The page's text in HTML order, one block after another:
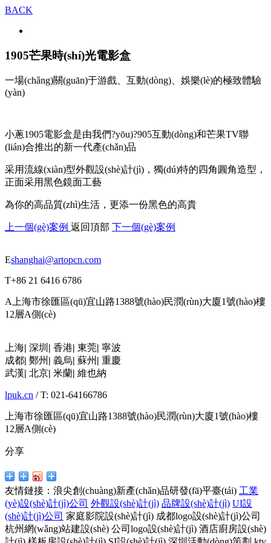
BACK
1905芒果時(shí)光電影盒
一場(chǎng)關(guān)于游戲、互動(dòng)、娛樂(lè)的極致體驗
(yàn)
小蔥1905電影盒是由我們?yōu)?905互動(dòng)和芒果TV聯
(lián)合推出的新一代產(chǎn)品
采用流線(xiàn)型外觀設(shè)計(jì)，獨(dú)特的四角圓角造型，
正面采用黑色鏡面工藝
為你的高品質(zhì)生活，更添一份黑色的高貴
上一個(gè)案例 返回頂部 下一個(gè)案例
Eshanghai@artopcn.com
T+86 21 6416 6786
A上海市徐匯區(qū)宜山路1388號(hào)民潤(rùn)大廈1號(hào)樓
12層A側(cè)
上海| 深圳 | 香港| 東莞| 寧波
成都| 鄭州 | 義烏| 蘇州 | 重慶
武漢| 北京| 米蘭| 維也納
lpuk.cn / T: 021-64166786
上海市徐匯區(qū)宜山路1388號(hào)民潤(rùn)大廈1號(hào)樓
12層A側(cè)
分享
友情鏈接： 浪尖創(chuàng)新產(chǎn)品研發(fā)平臺(tái) 工業
(yè)設(shè)計(jì)公司 外觀設(shè)計(jì) 品牌設(shè)計(jì) UI設
(shè)計(jì)公司 家庭影院設(shè)計(jì) 成都logo設(shè)計(jì)公司
杭州網(wǎng)站建設(shè) 公司logo設(shè)計(jì) 酒店廚房設(shè)